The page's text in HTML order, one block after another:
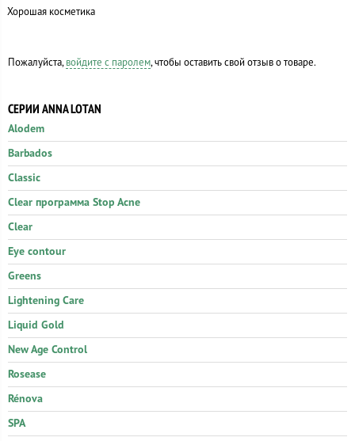
Хорошая косметика
Пожалуйста, войдите с паролем, чтобы оставить свой отзыв о товаре.
СЕРИИ ANNA LOTAN
Alodem
Barbados
Classic
Clear программа Stop Acne
Clear
Eye contour
Greens
Lightening Care
Liquid Gold
New Age Control
Rosease
Rénova
SPA